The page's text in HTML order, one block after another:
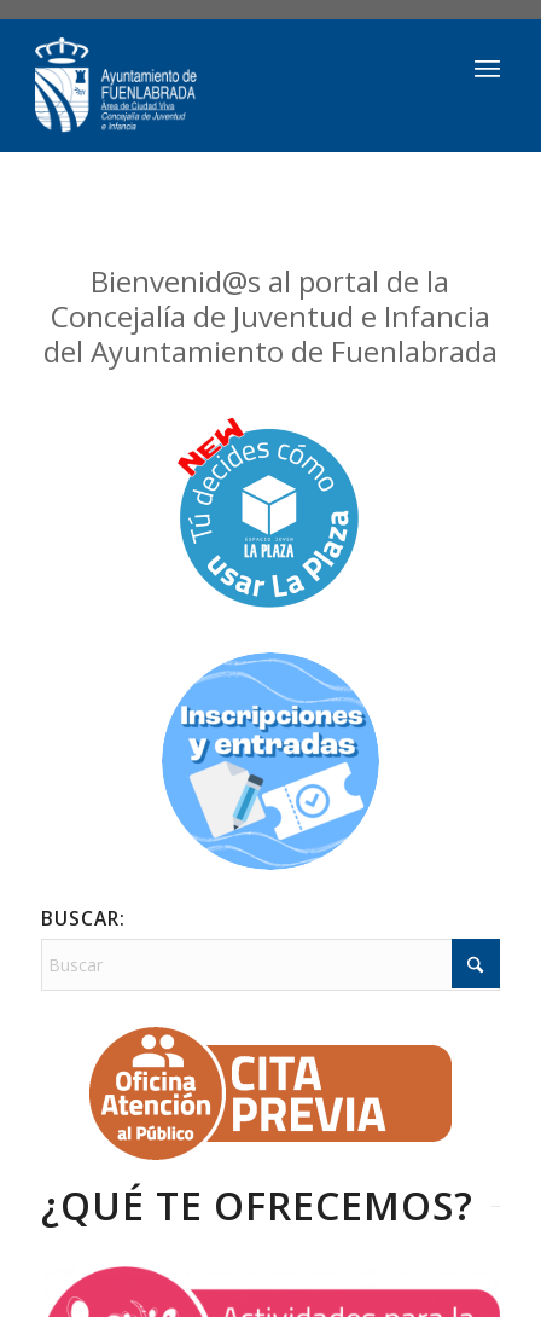
Bienvenid@s al portal de la
Concejalía de Juventud e Infancia
del Ayuntamiento de Fuenlabrada
BUSCAR:
¿QUÉ TE OFRECEMOS?